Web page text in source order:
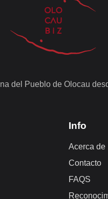
del Pueblo de Olocau
Info
Acerca de
Contacto
FAQS